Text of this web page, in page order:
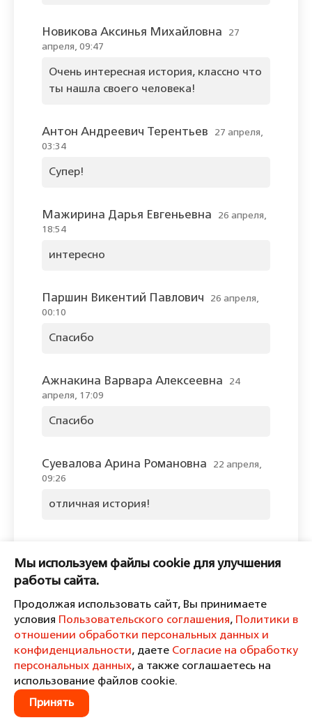
Новикова Аксинья Михайловна
27
апреля, 09:47
Очень интересная история, классно что
ты нашла своего человека!
Антон Андреевич Терентьев
27 апреля,
03:34
Супер!
Мажирина Дарья Евгеньевна
26 апреля,
18:54
интересно
Паршин Викентий Павлович
26 апреля,
00:10
Спасибо
Ажнакина Варвара Алексеевна
24
апреля, 17:09
Спасибо
Суевалова Арина Романовна
22 апреля,
09:26
отличная история!
Пожалуйста, войдите, чтобы
комментировать.
Пользовательское соглашение
Политика в отношении обработки персональных данных и
Согласие на обработку персональных данных
Мы используем файлы cookie для улучшения
работы сайта.
Продолжая использовать сайт, Вы принимаете
условия Пользовательского соглашения, Политики в
отношении обработки персональных данных и
конфиденциальности, даете Согласие на обработку
персональных данных, а также соглашаетесь на
использование файлов cookie.
Принять